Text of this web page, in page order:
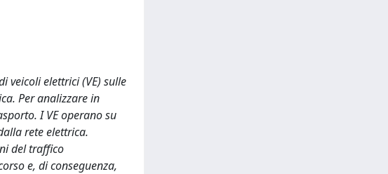
veicoli elettrici (VE) sulle
Per analizzare in
I VE operano su
rete elettrica.
del traffico
e, di conseguenza,